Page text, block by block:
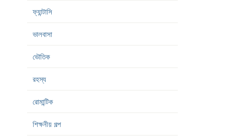
ফ্যান্টাসি
ভালবাসা
ভৌতিক
রহস্য
রোমান্টিক
শিক্ষনীয় গল্প